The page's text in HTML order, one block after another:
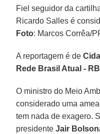
Fiel seguidor da
Ricardo Salles é
Foto: Marcos Corrêa/
A reportagem é de
Rede Brasil Atual -
O ministro do Meio
considerado uma
tem nada de exagero.
presidenteJair